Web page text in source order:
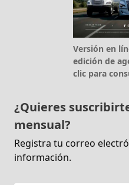
Versión en
edición de
clic para
¿Quieres
mensual?
Registra tu correo
información.